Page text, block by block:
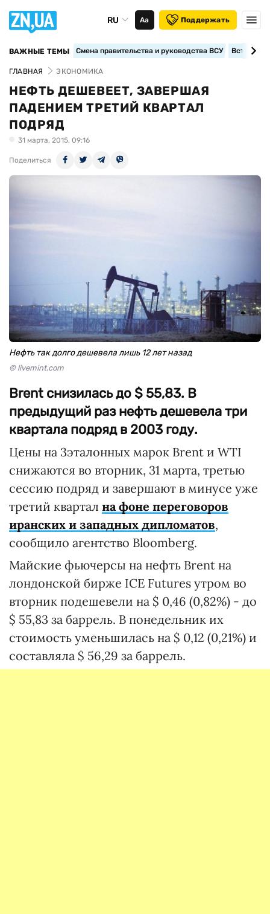
RU Аа Поддержать
ВАЖНЫЕ ТЕМЫ Смена правительства и руководства ВСУ
ГЛАВНАЯ ЭКОНОМИКА
НЕФТЬ ДЕШЕВЕЕТ, ЗАВЕРШАЯ
ПАДЕНИЕМ ТРЕТИЙ КВАРТАЛ
ПОДРЯД
31 марта, 2015, 09:16
Поделиться
Нефть так долго дешевела лишь 12 лет назад
© livemint.com
Brent снизилась до $ 55,83. В
предыдущий раз нефть дешевела три
квартала подряд в 2003 году.
Цены на 3эталонных марок Brent и WTI
снижаются во вторник, 31 марта, третью
сессию подряд и завершают в минусе уже
третий квартал на фоне переговоров
иранских и западных дипломатов,
сообщило агентство Bloomberg.
Майские фьючерсы на нефть Brent на
лондонской бирже ICE Futures утром во
вторник подешевели на $ 0,46 (0,82%) - до
$ 55,83 за баррель. В понедельник их
стоимость уменьшилась на $ 0,12 (0,21%) и
составляла $ 56,29 за баррель.